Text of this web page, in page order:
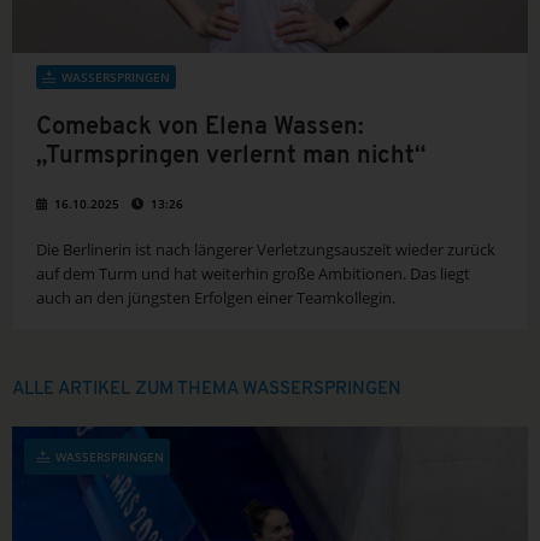
WASSERSPRINGEN
Comeback von Elena Wassen:
„Turmspringen verlernt man nicht“
16.10.2025 13:26
Die Berlinerin ist nach längerer Verletzungsauszeit wieder zurück
auf dem Turm und hat weiterhin große Ambitionen. Das liegt
auch an den jüngsten Erfolgen einer Teamkollegin.
ALLE ARTIKEL ZUM THEMA WASSERSPRINGEN
WASSERSPRINGEN